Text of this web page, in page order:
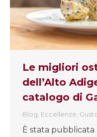
Le migliori
dell’Alto
catalogo di
Blog Eccellenze
È stata pubblicata